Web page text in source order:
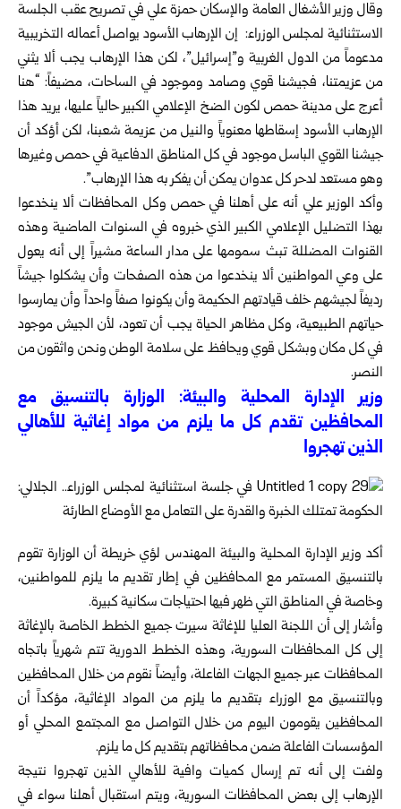
وقال وزير الأشغال العامة والإسكان حمزة علي في تصريح عقب الجلسة
الاستثنائية لمجلس الوزراء: إن الإرهاب الأسود يواصل أعماله التخريبية
مدعوماً من الدول الغربية و”إسرائيل”، لكن هذا الإرهاب يجب ألا يثني
من عزيمتنا، فجيشنا قوي وصامد وموجود في الساحات، مضيفاً: “هنا
أعرج على مدينة حمص لكون الضخ الإعلامي الكبير حالياً عليها، يريد هذا
الإرهاب الأسود إسقاطها معنوياً والنيل من عزيمة شعبنا، لكن أؤكد أن
جيشنا القوي الباسل موجود في كل المناطق الدفاعية في حمص وغيرها
وهو مستعد لدحر كل عدوان يمكن أن يفكر به هذا الإرهاب”.
وأكد الوزير علي أنه على أهلنا في حمص وكل المحافظات ألا ينخدعوا
بهذا التضليل الإعلامي الكبير الذي خبروه في السنوات الماضية وهذه
القنوات المضللة تبث سمومها على مدار الساعة مشيراً إلى أنه يعول
على وعي المواطنين ألا ينخدعوا من هذه الصفحات وأن يشكلوا جيشاً
رديفاً لجيشهم خلف قيادتهم الحكيمة وأن يكونوا صفاً واحداً وأن يمارسوا
حياتهم الطبيعية، وكل مظاهر الحياة يجب أن تعود، لأن الجيش موجود
في كل مكان وبشكل قوي ويحافظ على سلامة الوطن ونحن واثقون من
النصر.
وزير الإدارة المحلية والبيئة: الوزارة بالتنسيق مع
المحافظين تقدم كل ما يلزم من مواد إغاثية للأهالي
الذين تهجروا
أكد وزير الإدارة المحلية والبيئة المهندس لؤي خريطة أن الوزارة تقوم
بالتنسيق المستمر مع المحافظين في إطار تقديم ما يلزم للمواطنين،
وخاصة في المناطق التي ظهر فيها احتياجات سكانية كبيرة.
وأشار إلى أن اللجنة العليا للإغاثة سيرت جميع الخطط الخاصة بالإغاثة
إلى كل المحافظات السورية، وهذه الخطط الدورية تتم شهرياً باتجاه
المحافظات عبر جميع الجهات الفاعلة، وأيضاً نقوم من خلال المحافظين
وبالتنسيق مع الوزراء بتقديم ما يلزم من المواد الإغاثية، مؤكداً أن
المحافظين يقومون اليوم من خلال التواصل مع المجتمع المحلي أو
المؤسسات الفاعلة ضمن محافظاتهم بتقديم كل ما يلزم.
ولفت إلى أنه تم إرسال كميات وافية للأهالي الذين تهجروا نتيجة
الإرهاب إلى بعض المحافظات السورية، ويتم استقبال أهلنا سواء في